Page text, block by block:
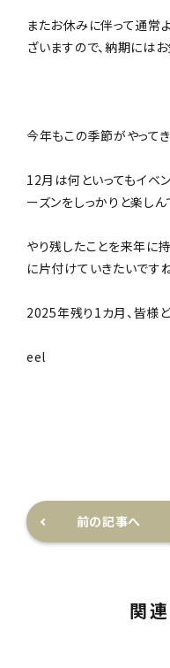
またお休みに伴って通常
ざいますので、納期には
今年もこの季節がやって
12月は何といってもイベ
ーズンをしっかりと楽しん
やり残したことを来年に
に片付けていきたいですね
2025年残り1カ月、皆様ど
eel
前の記事へ
関